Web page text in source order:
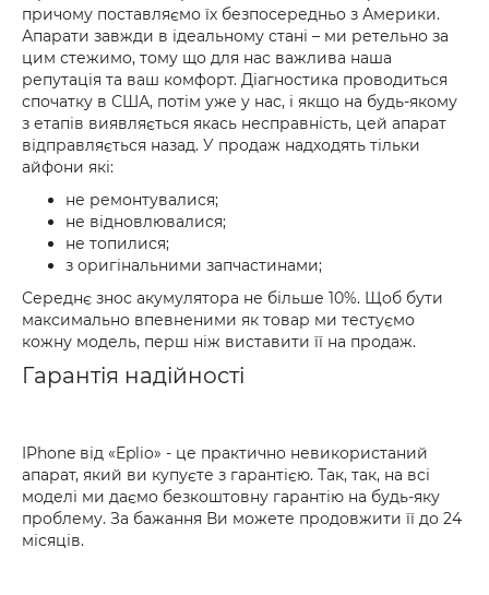
причому поставляємо їх безпосередньо з Америки.
Апарати завжди в ідеальному стані – ми ретельно за
цим стежимо, тому що для нас важлива наша
репутація та ваш комфорт. Діагностика проводиться
спочатку в США, потім уже у нас, і якщо на будь-якому
з етапів виявляється якась несправність, цей апарат
відправляється назад. У продаж надходять тільки
айфони які:
не ремонтувалися;
не відновлювалися;
не топилися;
з оригінальними запчастинами;
Середнє знос акумулятора не більше 10%. Щоб бути
максимально впевненими як товар ми тестуємо
кожну модель, перш ніж виставити її на продаж.
Гарантія надійності
IPhone від «Eplio» - це практично невикористаний
апарат, який ви купуєте з гарантією. Так, так, на всі
моделі ми даємо безкоштовну гарантію на будь-яку
проблему. За бажання Ви можете продовжити її до 24
місяців.